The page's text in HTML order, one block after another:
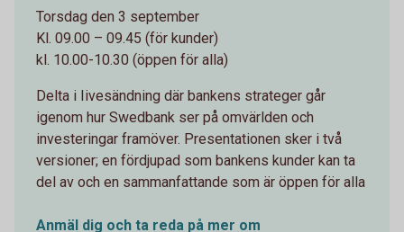
Torsdag den 3 september
Kl. 09.00 – 09.45 (för kunder)
kl. 10.00-10.30 (öppen för alla)
Delta i Iivesändning där bankens strateger går
igenom hur Swedbank ser på omvärlden och
investeringar framöver. Presentationen sker i två
versioner; en fördjupad som bankens kunder kan ta
del av och en sammanfattande som är öppen för alla
Anmäl dig och ta reda på mer om